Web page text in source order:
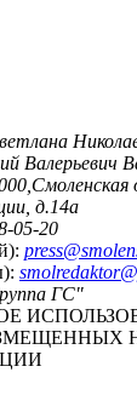
Валерьевич
д.14а
05-20
ГС"